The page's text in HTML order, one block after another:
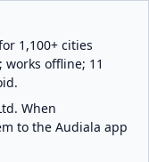
1,100+ cities
offline; 11
When
to the Audiala app